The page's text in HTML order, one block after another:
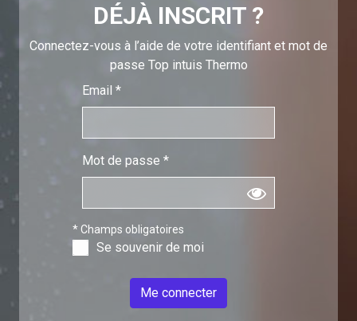
DÉJÀ INSCRIT ?
Connectez-vous à l’aide de votre identifiant et mot de
passe Top intuis Thermo
Email
Mot de passe
Se souvenir de moi
Me connecter
* Champs obligatoires